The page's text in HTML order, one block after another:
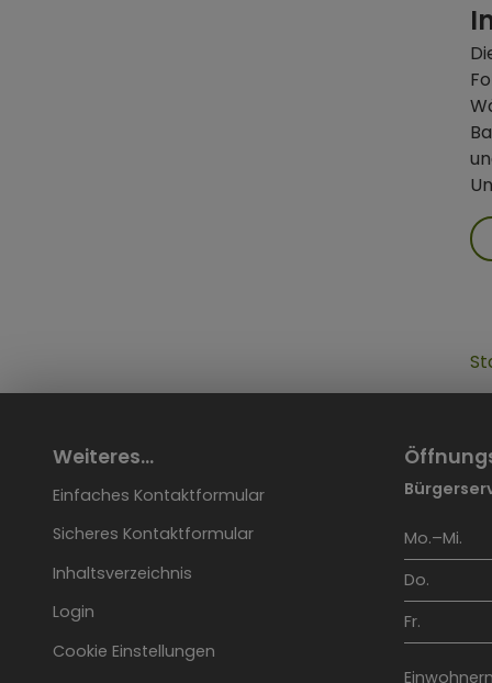
Weiteres...
Einfaches Kontaktformular
Sicheres Kontaktformular
Inhaltsverzeichnis
Login
Cookie Einstellungen
Mo.–Mi.
Do.
Fr.